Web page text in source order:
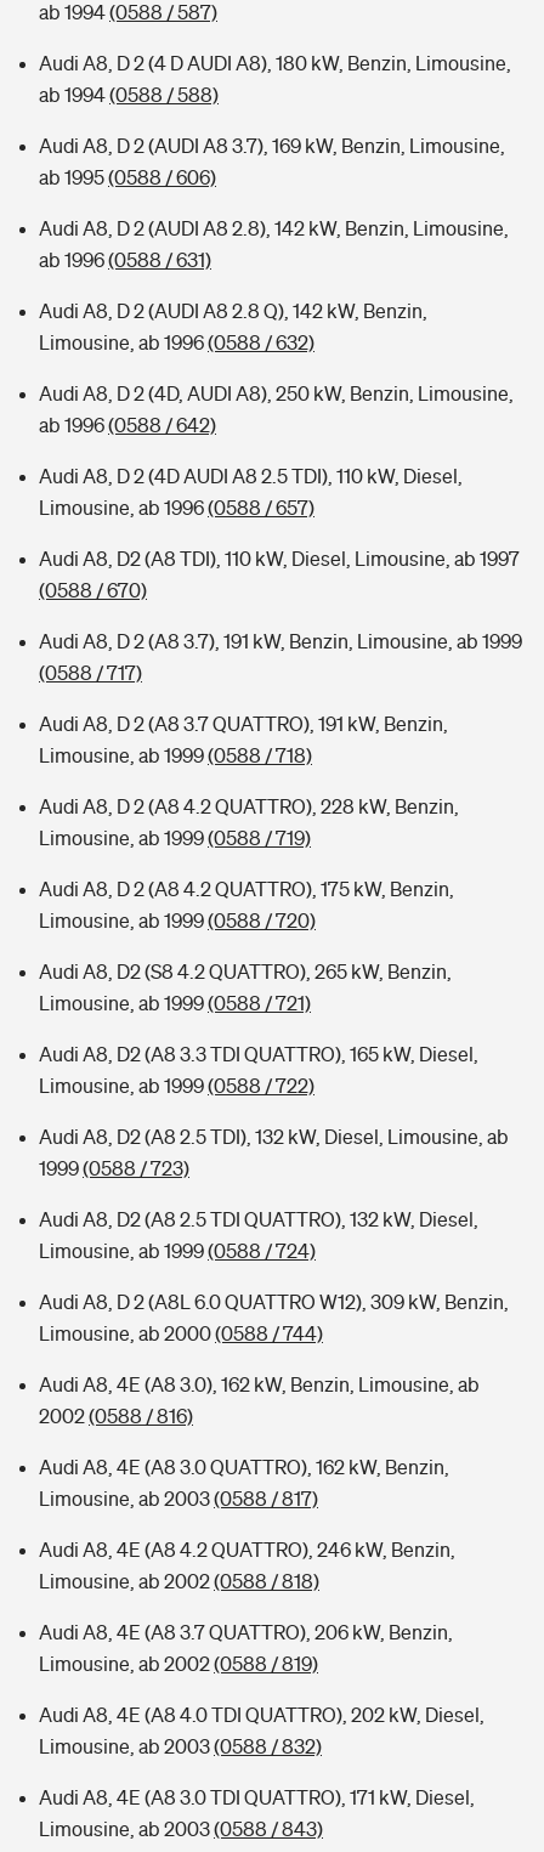
Kinderunfall-Check: Mehr Sicherheit für deine Kids
Typklassen: So ist Ihr Auto eingestuft
Sie haben Fragen?
ab 1994(0588 / 587)
Audi A8, D 2 (4 D AUDI A8), 180 kW, Benzin, Limousine,
ab 1994(0588 / 588)
Audi A8, D 2 (AUDI A8 3.7), 169 kW, Benzin, Limousine,
ab 1995(0588 / 606)
Audi A8, D 2 (AUDI A8 2.8), 142 kW, Benzin, Limousine,
ab 1996(0588 / 631)
Audi A8, D 2 (AUDI A8 2.8 Q), 142 kW, Benzin,
Limousine, ab 1996(0588 / 632)
Audi A8, D 2 (4D, AUDI A8), 250 kW, Benzin, Limousine,
ab 1996(0588 / 642)
Audi A8, D 2 (4D AUDI A8 2.5 TDI), 110 kW, Diesel,
Limousine, ab 1996(0588 / 657)
Audi A8, D2 (A8 TDI), 110 kW, Diesel, Limousine, ab 1997
(0588 / 670)
Audi A8, D 2 (A8 3.7), 191 kW, Benzin, Limousine, ab 1999
(0588 / 717)
Audi A8, D 2 (A8 3.7 QUATTRO), 191 kW, Benzin,
Limousine, ab 1999(0588 / 718)
Audi A8, D 2 (A8 4.2 QUATTRO), 228 kW, Benzin,
Limousine, ab 1999(0588 / 719)
Audi A8, D 2 (A8 4.2 QUATTRO), 175 kW, Benzin,
Limousine, ab 1999(0588 / 720)
Audi A8, D2 (S8 4.2 QUATTRO), 265 kW, Benzin,
Limousine, ab 1999(0588 / 721)
Audi A8, D2 (A8 3.3 TDI QUATTRO), 165 kW, Diesel,
Limousine, ab 1999(0588 / 722)
Audi A8, D2 (A8 2.5 TDI), 132 kW, Diesel, Limousine, ab
1999(0588 / 723)
Audi A8, D2 (A8 2.5 TDI QUATTRO), 132 kW, Diesel,
Limousine, ab 1999(0588 / 724)
Audi A8, D 2 (A8L 6.0 QUATTRO W12), 309 kW, Benzin,
Limousine, ab 2000(0588 / 744)
Audi A8, 4E (A8 3.0), 162 kW, Benzin, Limousine, ab
2002(0588 / 816)
Audi A8, 4E (A8 3.0 QUATTRO), 162 kW, Benzin,
Limousine, ab 2003(0588 / 817)
Audi A8, 4E (A8 4.2 QUATTRO), 246 kW, Benzin,
Limousine, ab 2002(0588 / 818)
Audi A8, 4E (A8 3.7 QUATTRO), 206 kW, Benzin,
Limousine, ab 2002(0588 / 819)
Audi A8, 4E (A8 4.0 TDI QUATTRO), 202 kW, Diesel,
Limousine, ab 2003(0588 / 832)
Audi A8, 4E (A8 3.0 TDI QUATTRO), 171 kW, Diesel,
Limousine, ab 2003(0588 / 843)